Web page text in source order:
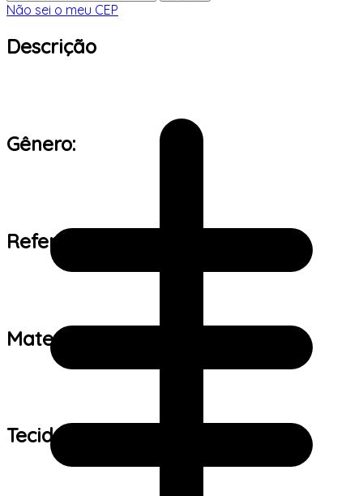
Não sei o meu CEP
Descrição
Gênero:
Referência de tamanho:
Material:
Tecido: